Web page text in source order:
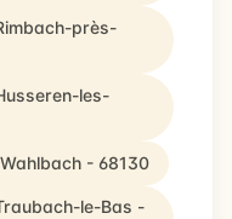
près-
les-
- 68130
le-Bas -